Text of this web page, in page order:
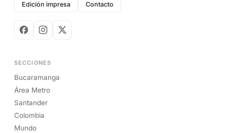
Edición impresa Contacto
SECCIONES
Bucaramanga
Área Metro
Santander
Colombia
Mundo